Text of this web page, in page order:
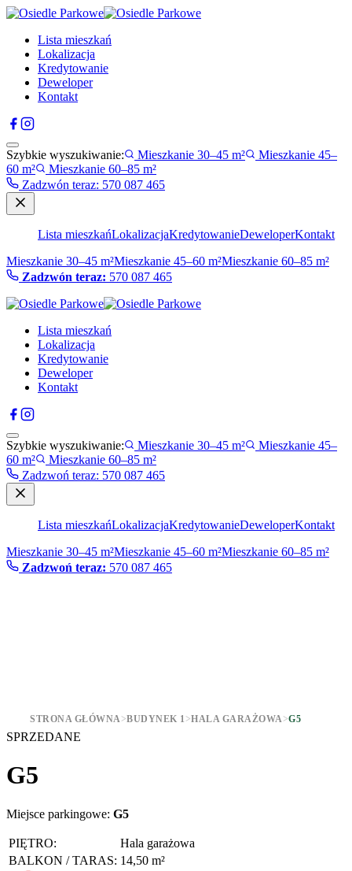
Lista mieszkań
Lokalizacja
Kredytowanie
Deweloper
Kontakt
Szybkie wyszukiwanie: Mieszkanie 30–45 m²
Mieszkanie 45–
60 m²
Mieszkanie 60–85 m²
Zadzwón teraz: 570 087 465
Lista mieszkańLokalizacjaKredytowanieDeweloperKontakt
Mieszkanie 30–45 m²Mieszkanie 45–60 m²Mieszkanie 60–85 m²
Zadzwón teraz: 570 087 465
Lista mieszkań
Lokalizacja
Kredytowanie
Deweloper
Kontakt
Szybkie wyszukiwanie: Mieszkanie 30–45 m²
Mieszkanie 45–
60 m²
Mieszkanie 60–85 m²
Zadzwoń teraz: 570 087 465
Lista mieszkańLokalizacjaKredytowanieDeweloperKontakt
Mieszkanie 30–45 m²Mieszkanie 45–60 m²Mieszkanie 60–85 m²
Zadzwoń teraz: 570 087 465
STRONA GŁÓWNA>BUDYNEK 1 >HALA GARAŻOWA>G5
SPRZEDANE
G5
Miejsce parkingowe: G5
PIĘTRO:
Hala garażowa
BALKON / TARAS: 14,50 m²